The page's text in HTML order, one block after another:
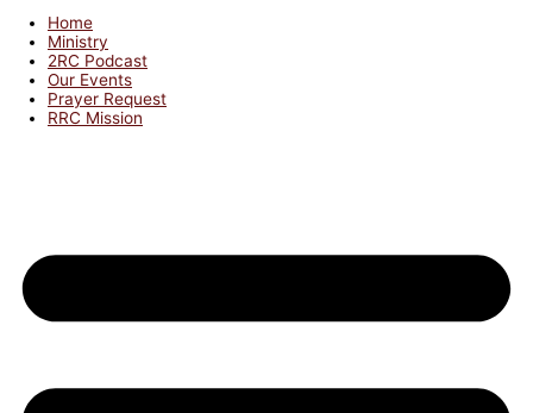
Home
Ministry
2RC Podcast
Our Events
Prayer Request
RRC Mission